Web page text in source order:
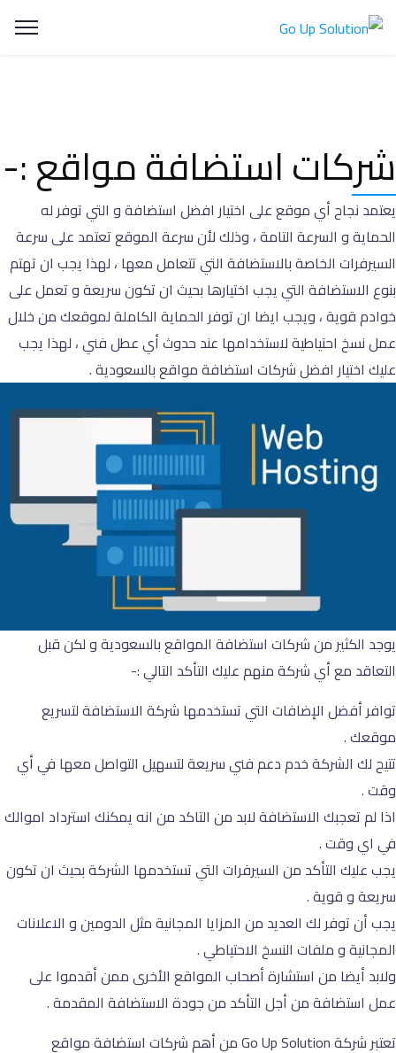
شركات استضافة مواقع :-
يعتمد نجاح أي موقع على اختيار افضل استضافة و التي توفر له
الحماية و السرعة التامة ، وذلك لأن سرعة الموقع تعتمد على سرعة
السيرفرات الخاصة بالاستضافة التي تتعامل معها ، لهذا يجب ان تهتم
بنوع الاستضافة التي يجب اختيارها بحيث ان تكون سريعة و تعمل على
خوادم قوية ، ويجب ايضا ان توفر الحماية الكاملة لموقعك من خلال
عمل نسخ احتياطية لاستخدامها عند حدوث أي عطل فني ، لهذا يجب
عليك اختيار افضل شركات استضافة مواقع بالسعودية .
يوجد الكثير من شركات استضافة المواقع بالسعودية و لكن قبل
التعاقد مع أي شركة منهم عليك التأكد التالي :-
توافر أفضل الإضافات التي تستخدمها شركة الاستضافة لتسريع
موقعك .
تتيح لك الشركة خدم دعم فني سريعة لتسهيل التواصل معها في أي
وقت .
اذا لم تعجبك الاستضافة لابد من التاكد من انه يمكنك استرداد اموالك
في اي وقت .
يجب عليك التأكد من السيرفرات التي تستخدمها الشركة بحيث ان تكون
سريعة و قوية .
يجب أن توفر لك العديد من المزايا المجانية مثل الدومين و الاعلانات
المجانية و ملفات النسخ الاحتياطي .
ولابد أيضا من استشارة أصحاب المواقع الأخرى ممن أقدموا على
عمل استضافة من أجل التأكد من جودة الاستضافة المقدمة .
تعتبر شركة Go Up Solution من أهم شركات استضافة مواقع